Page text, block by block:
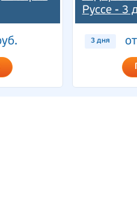
Руссе - 3
3 дня